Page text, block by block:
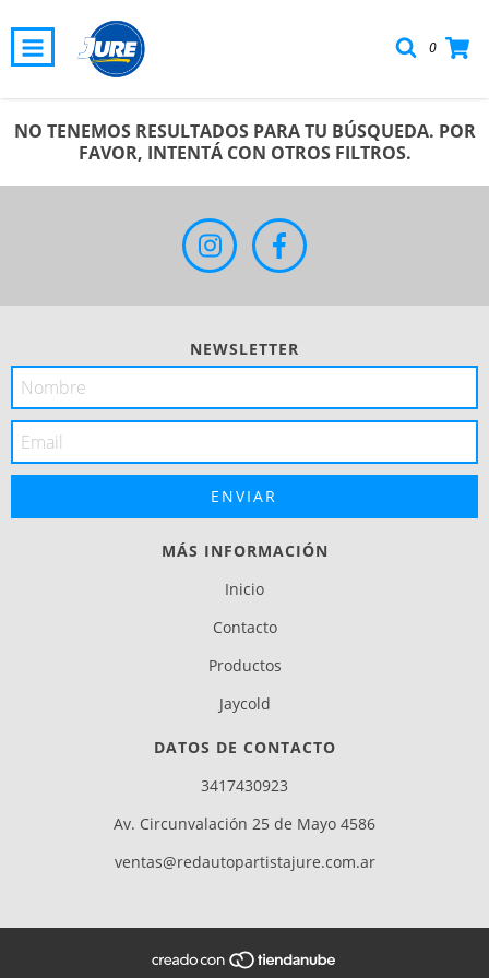
0
NO TENEMOS RESULTADOS PARA TU BÚSQUEDA. POR
FAVOR, INTENTÁ CON OTROS FILTROS.
NEWSLETTER
MÁS INFORMACIÓN
Inicio
Contacto
Productos
Jaycold
DATOS DE CONTACTO
3417430923
Av. Circunvalación 25 de Mayo 4586
ventas@redautopartistajure.com.ar